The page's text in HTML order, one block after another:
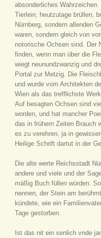
absonderliches Wahrzeichen.
Tierlein; heutzutage brüllen,
Nürnberg, sondern allenden
waren, sondern gleich von
notorische Ochsen sind. Der
finden, wenn man über die
wiegt neunundzwanzig und
Portal zur Metzig. Die
und wurde vom Architekten
Wien als das trefflichste
Auf besagten Ochsen sind
worden, und hat mancher
das in frühern Zeiten Brauch
es zu verehren, ja in
Heilige Schrift dartut in der
Die alte werte Reichsstadt
andere und viele und der
mäßig Buch füllen würden.
nennen, der Stein am
kündete, wie ein
Tage gestorben.
Ist das nit ein senlich vnde